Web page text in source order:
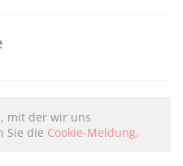
mit der wir uns
Sie die Cookie-Meldung.